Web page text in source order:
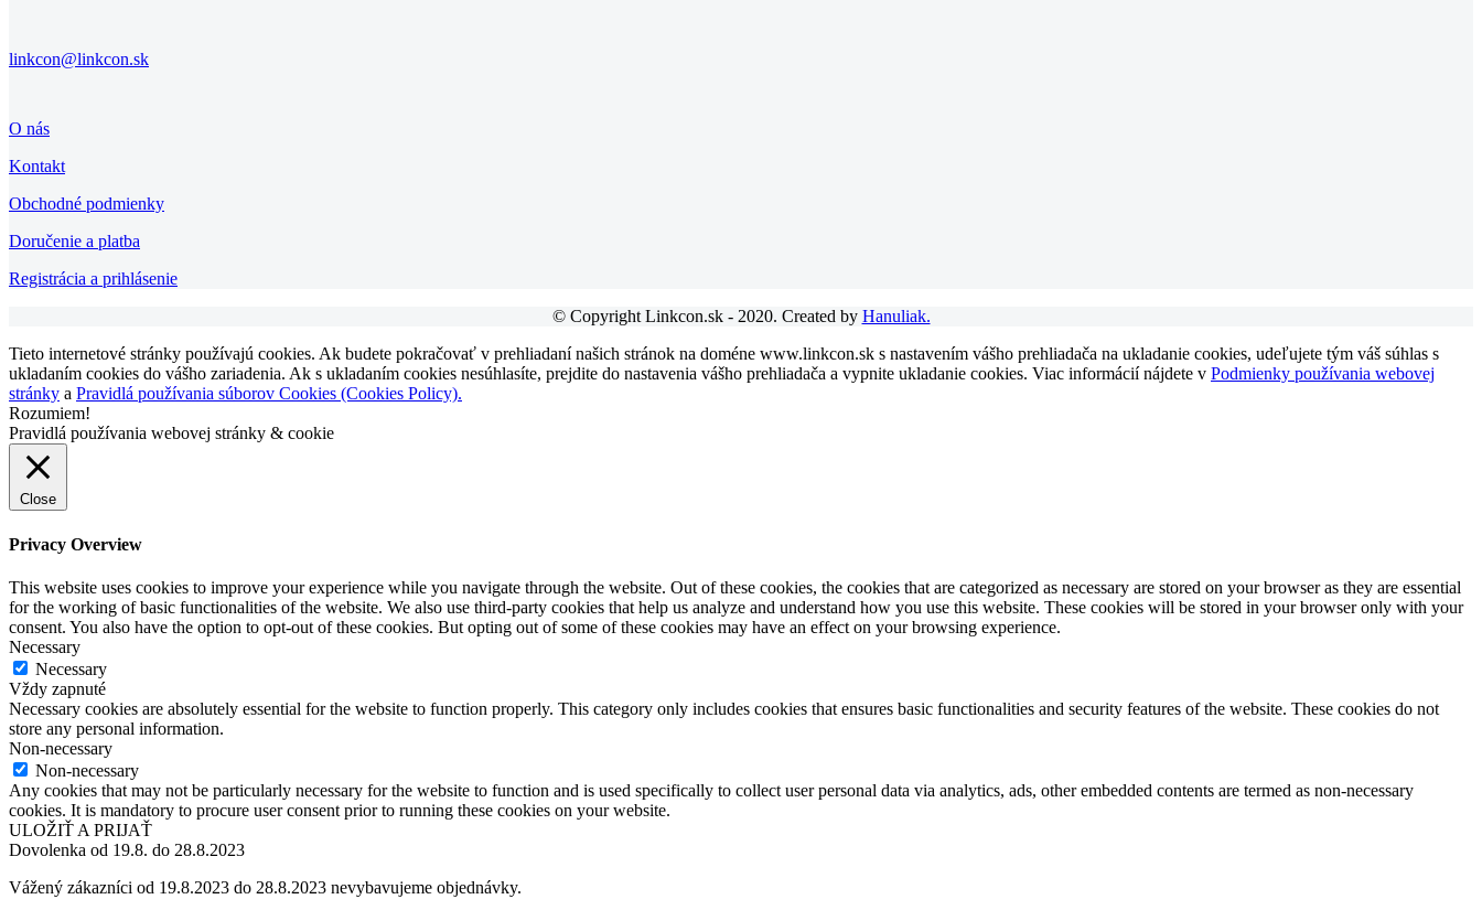
linkcon@linkcon.sk
O nás
Kontakt
Obchodné podmienky
Doručenie a platba
Registrácia a prihlásenie
© Copyright Linkcon.sk - 2020. Created by Hanuliak.
Tieto internetové stránky používajú cookies. Ak budete pokračovať v prehliadaní našich stránok na doméne www.linkcon.sk s nastavením vášho prehliadača na ukladanie cookies, udeľujete tým váš súhlas s
ukladaním cookies do vášho zariadenia. Ak s ukladaním cookies nesúhlasíte, prejdite do nastavenia vášho prehliadača a vypnite ukladanie cookies. Viac informácií nájdete v Podmienky používania webovej
stránky a Pravidlá používania súborov Cookies (Cookies Policy).
Rozumiem!
Pravidlá používania webovej stránky & cookie
Close
Privacy Overview
This website uses cookies to improve your experience while you navigate through the website. Out of these cookies, the cookies that are categorized as necessary are stored on your browser as they are essential
for the working of basic functionalities of the website. We also use third-party cookies that help us analyze and understand how you use this website. These cookies will be stored in your browser only with your
consent. You also have the option to opt-out of these cookies. But opting out of some of these cookies may have an effect on your browsing experience.
Necessary
Necessary
Vždy zapnuté
Necessary cookies are absolutely essential for the website to function properly. This category only includes cookies that ensures basic functionalities and security features of the website. These cookies do not
store any personal information.
Non-necessary
Non-necessary
Any cookies that may not be particularly necessary for the website to function and is used specifically to collect user personal data via analytics, ads, other embedded contents are termed as non-necessary
cookies. It is mandatory to procure user consent prior to running these cookies on your website.
ULOŽIŤ A PRIJAŤ
Dovolenka od 19.8. do 28.8.2023
Vážený zákazníci od 19.8.2023 do 28.8.2023 nevybavujeme objednávky.